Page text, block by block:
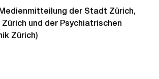
der Stadt Zürich,
und der Psychiatrischen
Zürich)